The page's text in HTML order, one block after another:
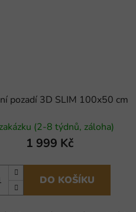
pozadí 3D SLIM 100x50 cm
(2-8 týdnů, záloha)
1 999 Kč
DO KOŠÍKU